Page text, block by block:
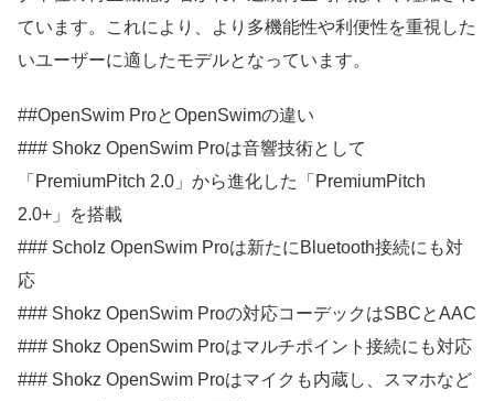
ています。これにより、より多機能性や利便性を重視した
いユーザーに適したモデルとなっています。
##OpenSwim ProとOpenSwimの違い
### Shokz OpenSwim Proは音響技術として
「PremiumPitch 2.0」から進化した「PremiumPitch
2.0+」を搭載
### Scholz OpenSwim Proは新たにBluetooth接続にも対
応
### Shokz OpenSwim Proの対応コーデックはSBCとAAC
### Shokz OpenSwim Proはマルチポイント接続にも対応
### Shokz OpenSwim Proはマイクも内蔵し、スマホなど